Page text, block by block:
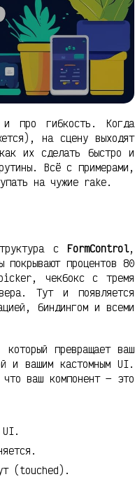
про гибкость. Когда
на сцену выходят
их сделать быстро и
Всё с примерами,
на чужие rake.
с FormControl,
покрывают процентов 80
чекбокс с тремя
Тут и появляется
биндингом и всеми
превращает ваш
и вашим кастомным UI.
ваш компонент — это
UI.
(touched).